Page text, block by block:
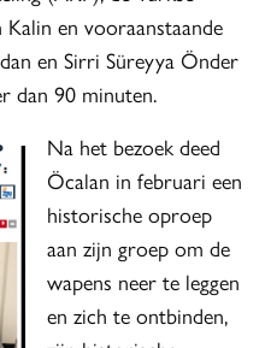
en vooraanstaande
en Sirri Süreyya Önder
dan 90 minuten.
Na het bezoek deed
Öcalan in februari een
historische oproep
aan zijn groep om de
wapens neer te leggen
en zich te ontbinden,